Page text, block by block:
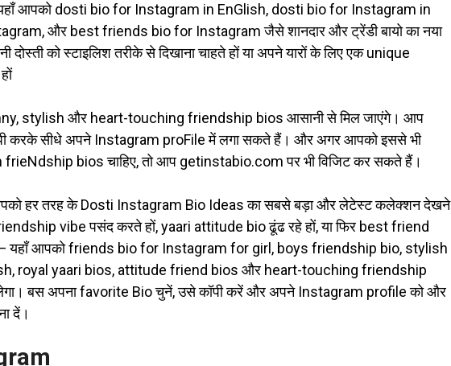
आपको dosti bio for Instagram in EnGlish, dosti bio for Instagram in
और best friends bio for Instagram जैसे शानदार और ट्रेंडी बायो का नया
को स्टाइलिश तरीके से दिखाना चाहते हों या अपने यारों के लिए एक unique
stylish और heart-touching friendship bios आसानी से मिल जाएंगे। आप
करके सीधे अपने Instagram proFile में लगा सकते हैं। और अगर आपको इससे भी
bios चाहिए, तो आप getinstabio.comपर भी विजिट कर सकते हैं।
हर तरह के Dosti Instagram Bio Ideas का सबसे बड़ा और लेटेस्ट कलेक्शन देखने
vibe पसंद करते हों, yaari attitude bio ढूंढ रहे हों, या फिर best friend
— यहाँ आपको friends bio for Instagram for girl, boys friendship bio, stylish
royal yaari bios, attitude friend bios और heart-touching friendship
बस अपना favorite Bio चुनें, उसे कॉपी करें और अपने Instagram profile को और
दें।